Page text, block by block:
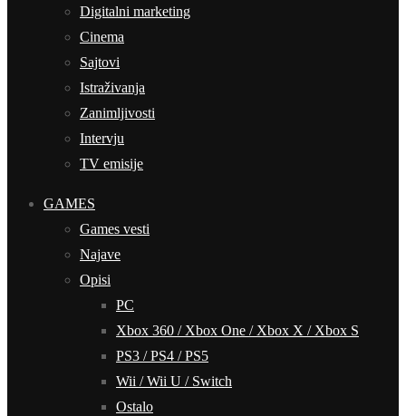
Digitalni marketing
Cinema
Sajtovi
Istraživanja
Zanimljivosti
Intervju
TV emisije
GAMES
Games vesti
Najave
Opisi
PC
Xbox 360 / Xbox One / Xbox X / Xbox S
PS3 / PS4 / PS5
Wii / Wii U / Switch
Ostalo